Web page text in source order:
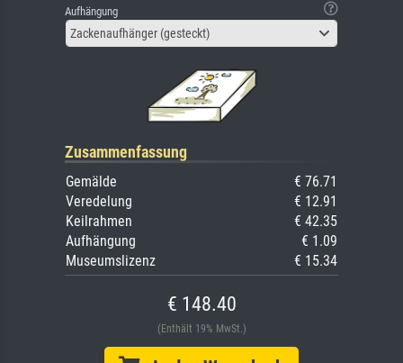
Aufhängung
Zackenaufhänger (gesteckt)
Zusammenfassung
Gemälde
€ 76.71
Veredelung
€ 12.91
Keilrahmen
€ 42.35
Aufhängung
€ 1.09
Museumslizenz
€ 15.34
€ 148.40
(Enthält 19% MwSt.)